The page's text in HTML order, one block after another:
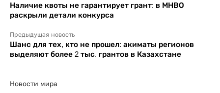
Наличие квоты не гарантирует грант: в МНВО
раскрыли детали конкурса
Предыдущая новость
Шанс для тех, кто не прошел: акиматы регионов
выделяют более 2 тыс. грантов в Казахстане
Новости мира